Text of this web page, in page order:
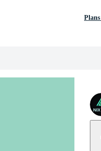
Plans